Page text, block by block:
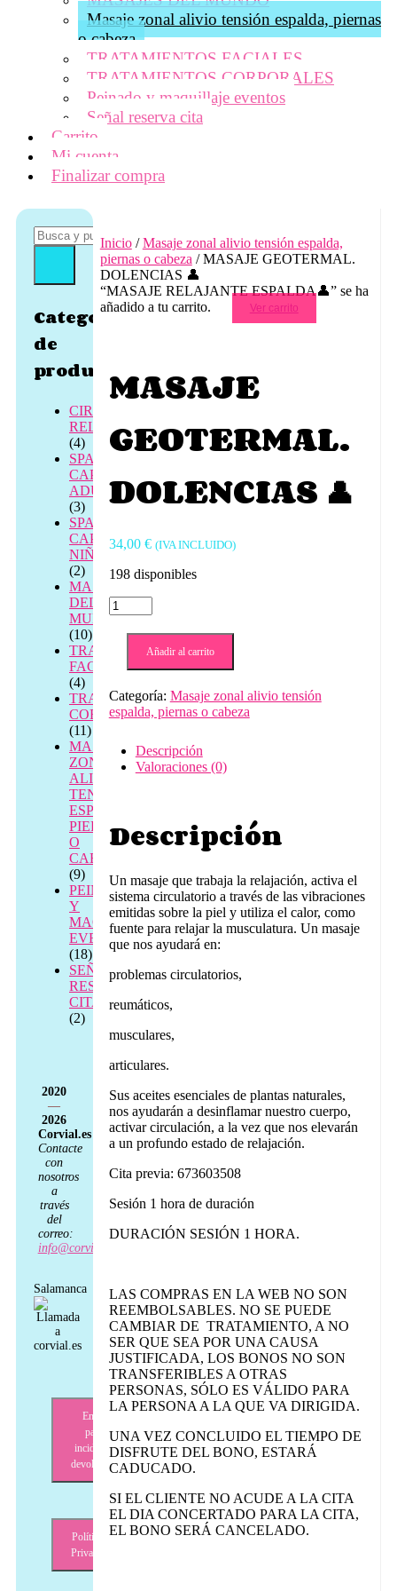
Masaje zonal alivio tensión espalda, piernas
o cabeza
TRATAMIENTOS FACIALES
TRATAMIENTOS CORPORALES
Peinado y maquillaje eventos
Señal reserva cita
Carrito
Mi cuenta
Finalizar compra
Inicio/Masaje zonal alivio tensión espalda,
piernas o cabeza / MASAJE GEOTERMAL.
DOLENCIAS 👤
“MASAJE RELAJANTE ESPALDA👤” se ha
añadido a tu carrito.
Ver carrito
MASAJE
GEOTERMAL.
DOLENCIAS 👤
34,00 € (IVA INCLUIDO)
198 disponibles
MASAJE
GEOTERMAL.
DOLENCIAS
cantidad
Añadir al carrito
Categoría: Masaje zonal alivio tensión
espalda, piernas o cabeza
Descripción
Valoraciones (0)
Descripción
Un masaje que trabaja la relajación, activa el
sistema circulatorio a través de las vibraciones
emitidas sobre la piel y utiliza el calor, como
fuente para relajar la musculatura. Un masaje
que nos ayudará en:
problemas circulatorios,
reumáticos,
musculares,
articulares.
Sus aceites esenciales de plantas naturales,
nos ayudarán a desinflamar nuestro cuerpo,
activar circulación, a la vez que nos elevarán
a un profundo estado de relajación.
Cita previa: 673603508
Sesión 1 hora de duración
DURACIÓN SESIÓN 1 HORA.
LAS COMPRAS EN LA WEB NO SON
REEMBOLSABLES. NO SE PUEDE
CAMBIAR DE TRATAMIENTO, A NO
SER QUE SEA POR UNA CAUSA
JUSTIFICADA, LOS BONOS NO SON
TRANSFERIBLES A OTRAS
PERSONAS, SÓLO ES VÁLIDO PARA
LA PERSONA A LA QUE VA DIRIGIDA.
UNA VEZ CONCLUIDO EL TIEMPO DE
DISFRUTE DEL BONO, ESTARÁ
CADUCADO.
SI EL CLIENTE NO ACUDE A LA CITA
EL DIA CONCERTADO PARA LA CITA,
EL BONO SERÁ CANCELADO.
Categorías
de
producto
CIRCUITOS
RELAX
(4)
SPA
CAPILAR
ADULTOS
(3)
SPA
CAPILAR
NIÑOS
(2)
MASAJES
DEL
MUNDO
(10)
TRATAMIENTOS
FACIALES
(4)
TRATAMIENTOS
CORPORALES
(11)
MASAJE
ZONAL
ALIVIO
TENSIÓN
ESPALDA,
PIERNAS
O
CABEZA
(9)
PEINADO
Y
MAQUILLAJE
EVENTOS
(18)
SEÑAL
RESERVA
CITA
(2)
2020
—
2026
Corvial.es
Contacte
con
nosotros
a
través
del
correo:
info@corvial.es
Salamanca
Envíos,
pagos,
incidencias,
devoluciones
Política de
Privacidad